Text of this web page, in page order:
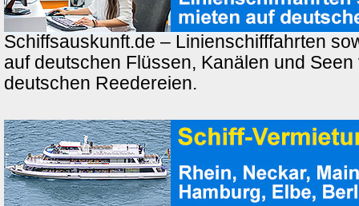
Schiffsauskunft.de – Linienschifffahrten
auf deutschen Flüssen, Kanälen und Seen
deutschen Reedereien.